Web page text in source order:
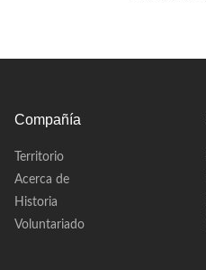
Compañía
Territorio
Acerca de
Historia
Voluntariado